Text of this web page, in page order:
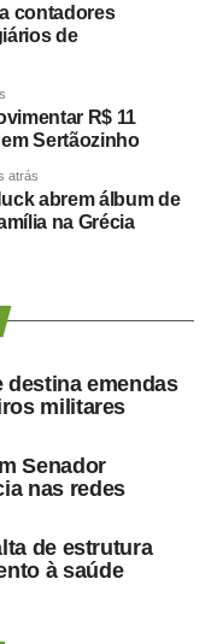
agradeceu a
e destacou a
ao
concurso histórico,
deu para
importância da
de concursos
os candidatos.
contadores
de
R$ 11
Sertãozinho
atrás
abrem álbum de
na Grécia
destina emendas
militares
Senador
nas redes
de estrutura
à saúde